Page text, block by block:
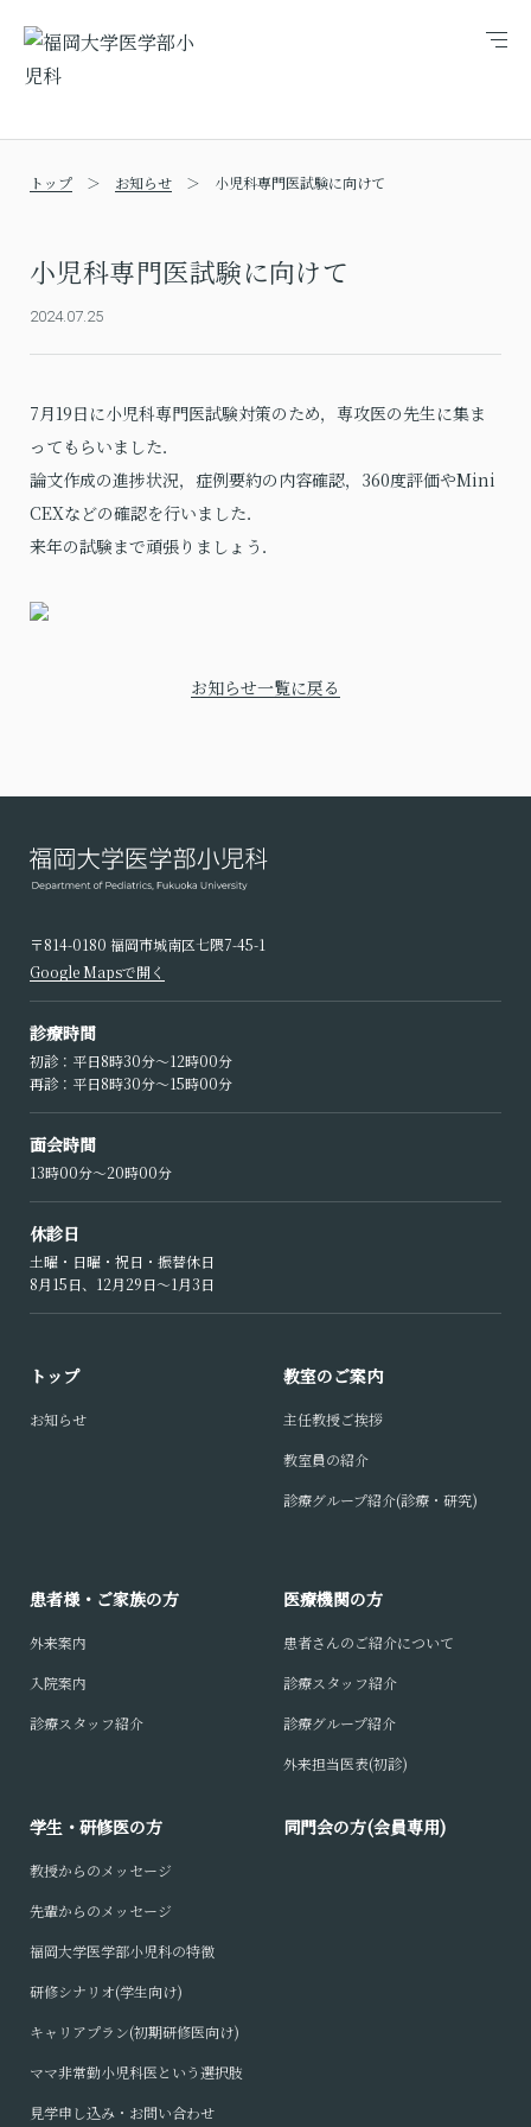
メ
トップ お知らせ 小児科専門医試験に向けて
小児科専門医試験に向けて
2024.07.25
7月19日に小児科専門医試験対策のため，専攻医の先生に集ま
ってもらいました．
論文作成の進捗状況，症例要約の内容確認，360度評価やMini
CEXなどの確認を行いました．
来年の試験まで頑張りましょう．
お知らせ一覧に戻る
〒814-0180 福岡市城南区七隈7-45-1
Google Mapsで開く
診療時間
初診：平日8時30分〜12時00分
再診：平日8時30分〜15時00分
面会時間
13時00分〜20時00分
休診日
土曜・日曜・祝日・振替休日
8月15日、12月29日〜1月3日
トップ
お知らせ
教室のご案内
主任教授ご挨拶
教室員の紹介
診療グループ紹介(診療・研究)
患者様・ご家族の方
外来案内
入院案内
診療スタッフ紹介
医療機関の方
患者さんのご紹介について
診療スタッフ紹介
診療グループ紹介
外来担当医表(初診)
学生・研修医の方
教授からのメッセージ
先輩からのメッセージ
福岡大学医学部小児科の特徴
研修シナリオ(学生向け)
キャリアプラン(初期研修医向け)
ママ非常勤小児科医という選択肢
見学申し込み・お問い合わせ
同門会の方(会員専用)